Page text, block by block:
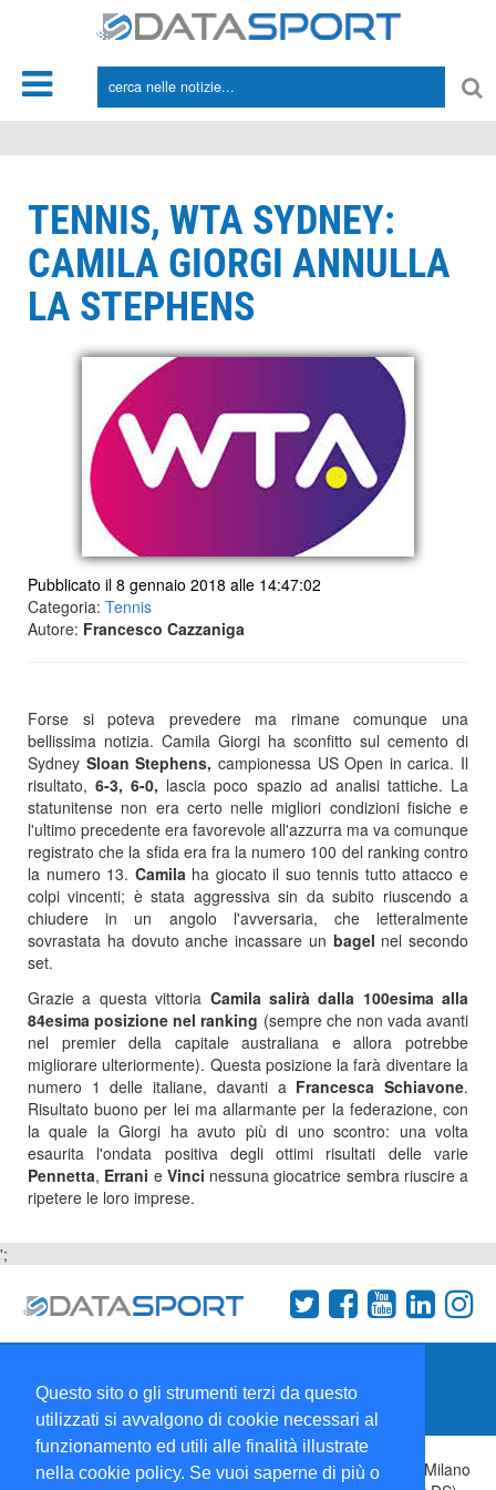
Questo sito o gli strumenti terzi da questo
utilizzati si avvalgono di cookie necessari al
funzionamento ed utili alle finalità illustrate
nella cookie policy. Se vuoi saperne di più o
TENNIS, WTA SYDNEY:
CAMILA GIORGI ANNULLA
LA STEPHENS
Pubblicato il 8 gennaio 2018 alle 14:47:02
Categoria: Tennis
Autore: Francesco Cazzaniga
Forse si poteva prevedere ma rimane comunque una
bellissima notizia. Camila Giorgi ha sconfitto sul cemento di
Sydney Sloan Stephens, campionessa US Open in carica. Il
risultato,6-3, 6-0, lascia poco spazio ad analisi tattiche. La
statunitense non era certo nelle migliori condizioni fisiche e
l'ultimo precedente era favorevole all'azzurra ma va comunque
registrato che la sfida era fra la numero 100 del ranking contro
la numero 13. Camilaha giocato il suo tennis tutto attacco e
colpi vincenti; è stata aggressiva sin da subito riuscendo a
chiudere in un angolo l'avversaria, che letteralmente
sovrastata ha dovuto anche incassare un bagel nel secondo
set.
Grazie a questa vittoria Camila salirà dalla 100esima alla
84esima posizione nel ranking (sempre che non vada avanti
nel premier della capitale australiana e allora potrebbe
migliorare ulteriormente). Questa posizione la farà diventare la
numero 1 delle italiane, davanti a Francesca Schiavone.
Risultato buono per lei ma allarmante per la federazione, con
la quale la Giorgi ha avuto più di uno scontro: una volta
esaurita l'ondata positiva degli ottimi risultati delle varie
Pennetta, Errani e Vinci nessuna giocatrice sembra riuscire a
ripetere le loro imprese.
';
Collabora con noi
Copyright 1995-2026 © Wise Srl Via Palmanova 8 20132 Milano